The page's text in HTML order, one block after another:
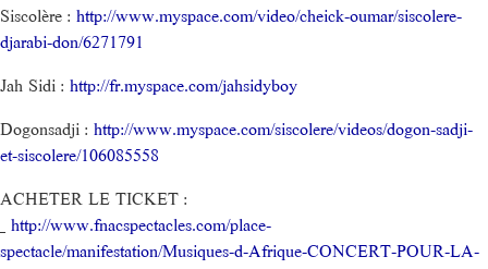
Siscolère : http://www.myspace.com/video/cheick-oumar/siscolere-
djarabi-don/6271791
Jah Sidi : http://fr.myspace.com/jahsidyboy
Dogonsadji : http://www.myspace.com/siscolere/videos/dogon-sadji-
et-siscolere/106085558
ACHETER LE TICKET :
http://www.fnacspectacles.com/place-
spectacle/manifestation/Musiques-d-Afrique-CONCERT-POUR-LA-